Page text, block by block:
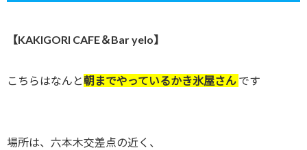
【KAKIGORI CAFE＆Bar yelo】
こちらはなんと朝までやっているかき氷屋さん です
場所は、六本木交差点の近く、